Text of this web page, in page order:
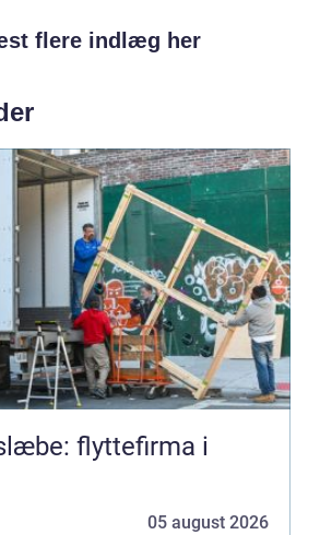
flere indlæg her
flyttefirma i
05 august 2026